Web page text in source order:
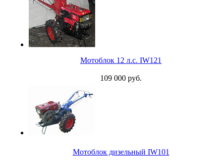
Мотоблок 12 л.с. IW121
109 000 руб.
Мотоблок дизельный IW101